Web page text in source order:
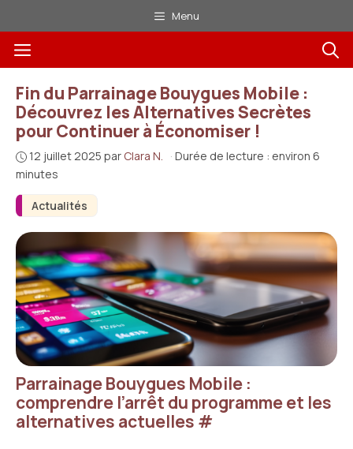
au
contenu
Menu
Menu
Actualités
Fin du Parrainage Bouygues Mobile :
Découvrez les Alternatives Secrètes
pour Continuer à Économiser !
12 juillet 2025 par Clara N. · Durée de lecture : environ 6
minutes
Parrainage Bouygues Mobile :
comprendre l’arrêt du programme et les
alternatives actuelles #